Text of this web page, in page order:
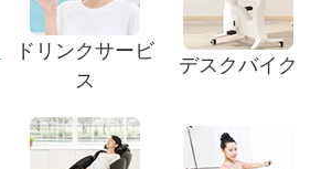
ドリンクサービ
ス
デスクバイク